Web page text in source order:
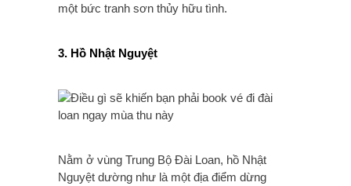
một bức tranh sơn thủy hữu tình.
3. Hồ Nhật Nguyệt
Nằm ở vùng Trung Bộ Đài Loan, hồ Nhật
Nguyệt dường như là một địa điểm dừng